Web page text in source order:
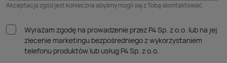
Akceptacja zgód jest konieczna abyśmy mogli się z Tobą skontaktować.
Wyrażam zgodę na prowadzenie przez P4 Sp. z o.o. lub na jej
zlecenie marketingu bezpośredniego z wykorzystaniem
telefonu produktów lub usług P4 Sp. z o.o.